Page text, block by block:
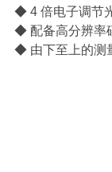
◆ 4 倍电子调节
◆ 配备高分辨率
◆ 由下至上的测